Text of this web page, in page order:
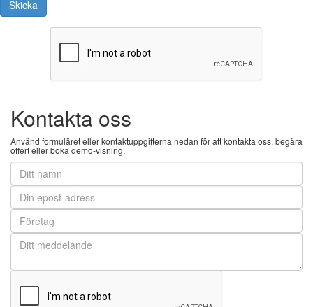
Kontakta oss
Använd formuläret eller kontaktuppgifterna nedan för att kontakta oss, begära
offert eller boka demo-visning.